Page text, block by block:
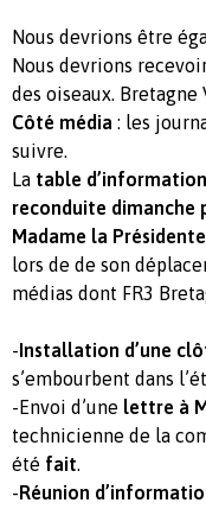
Nous devrions être
Nous devrions
des oiseaux.
Côté média : les
suivre.
La table d’information
reconduite dimanche
Madame la
lors de de son
médias dont FR3
-Installation d’une
s’embourbent dans
-Envoi d’une lettre à
technicienne de la
été fait.
- Réunion